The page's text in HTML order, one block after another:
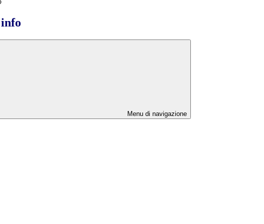
Menu di navigazione